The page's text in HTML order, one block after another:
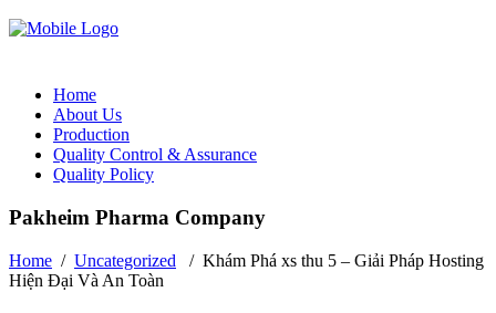
Home
About Us
Production
Quality Control & Assurance
Quality Policy
Pakheim Pharma Company
Home / Uncategorized / Khám Phá xs thu 5 – Giải Pháp Hosting
Hiện Đại Và An Toàn